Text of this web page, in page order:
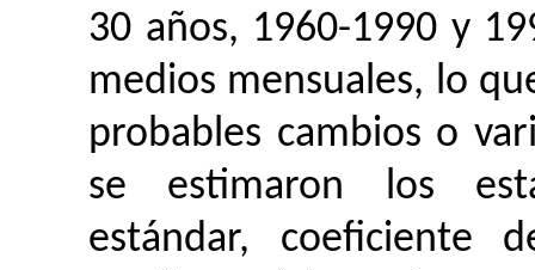
30 años, 1960-1990 y
medios mensuales, lo
probables cambios o
se estimaron los
estándar, coeficiente